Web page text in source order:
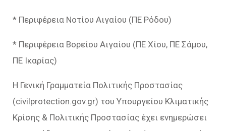
* Περιφέρεια Νοτίου Αιγαίου (ΠΕ Ρόδου)
* Περιφέρεια Βορείου Αιγαίου (ΠΕ Χίου, ΠΕ Σάμου,
ΠΕ Ικαρίας)
Η Γενική Γραμματεία Πολιτικής Προστασίας
(civilprotection.gov.gr) του Υπουργείου Κλιματικής
Κρίσης & Πολιτικής Προστασίας έχει ενημερώσει